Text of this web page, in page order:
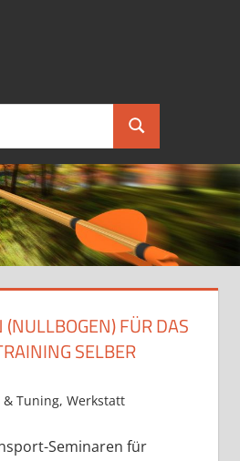
Suchen
FÜR DAS
SELBER
& Tuning,Werkstatt
Seminaren für